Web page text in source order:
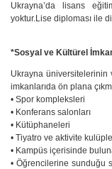
Ukrayna’da lisans
yoktur.Lise diploması ile
*Sosyal ve Kültürel
Ukrayna üniversitelerinin
imkanlarıda ön plana
• Spor kompleksleri
• Konferans salonları
• Kütüphaneleri
• Tiyatro ve aktivite
• Kampüs içerisinde
• Öğrencilerine sunduğu